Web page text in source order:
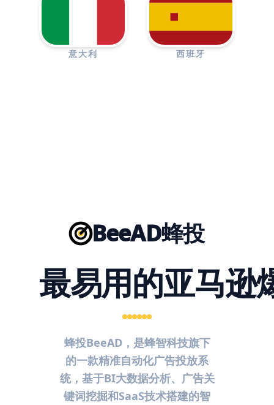
意大利 西班牙
BeeAD蜂投
最易用的亚马逊
蜂投BeeAD，是蜂智科技旗下
的一款精准自动化广告投放系
统，基于BI大数据分析、广告关
键词挖掘和SaaS技术搭建的智